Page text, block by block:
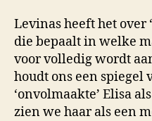
Levinas heeft het over
die bepaalt in welke
voor volledig wordt
houdt ons een spiegel
‘onvolmaakte’ Elisa
zien we haar als een